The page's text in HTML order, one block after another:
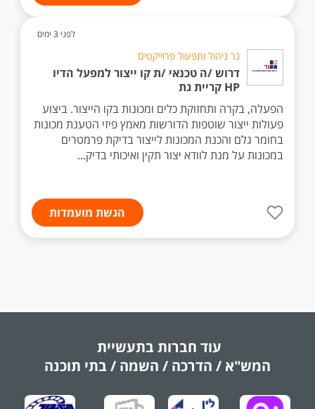
לפני 3 ימים
נר ניהול ותפעול פרוייקטים
דרוש /ה טכנאי /ת קו ייצור למפעל הדיו
HP קריית גת
הפעלה, בקרה ותחזוקת כלים ומכונות בקו הייצור. ביצוע
פעולות ייצור שוטפות הדורשות מאמץ פיזי הטענת מכונות
בחומר גלם והכנת המכונות לייצור בדיקת פרמטרים
במכונות על מנת לוודא יצור תקין ואיכותי בדיק...
הגשת מועמדות
עוד חברות בתעשיית
המש"א / הדרכה / השמה / בתי תוכנה